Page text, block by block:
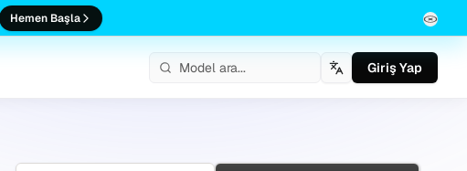
Hemen Başla
TürkçeGiriş Yap